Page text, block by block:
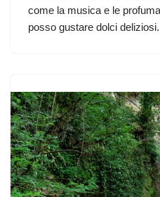
come la musica e le
posso gustare dolci